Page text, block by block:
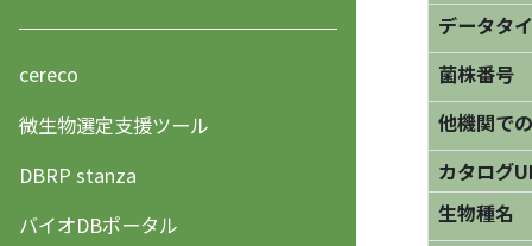
cereco
微生物選定支援ツール
DBRP stanza
バイオDBポータル
データタ
菌株番号
他機関で
カタログ
生物種名